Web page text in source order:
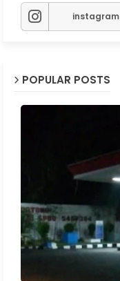
instagram
POPULAR POSTS